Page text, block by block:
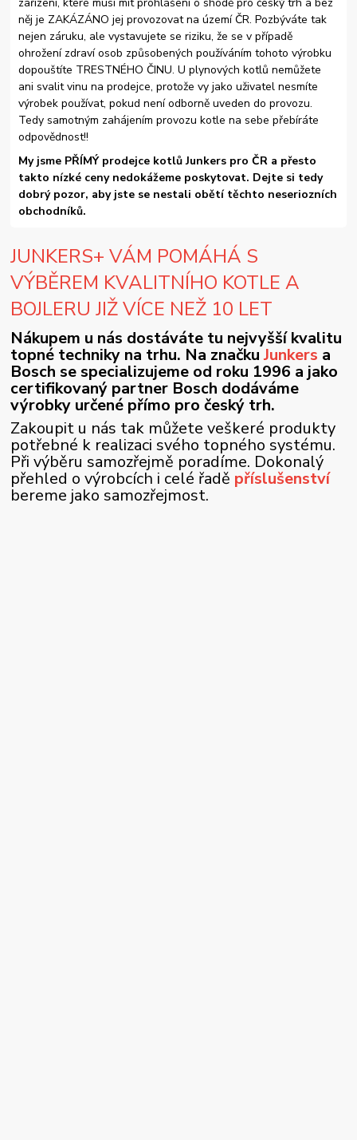
něj je ZAKÁZÁNO jej provozovat na území ČR. Pozbýváte tak
nejen záruku, ale vystavujete se riziku, že se v případě
ohrožení zdraví osob způsobených používáním tohoto výrobku
dopouštíte TRESTNÉHO ČINU. U plynových kotlů nemůžete
ani svalit vinu na prodejce, protože vy jako uživatel nesmíte
výrobek používat, pokud není odborně uveden do provozu.
Tedy samotným zahájením provozu kotle na sebe přebíráte
odpovědnost!!
My jsme PŘÍMÝ prodejce kotlů Junkers pro ČR a přesto
takto nízké ceny nedokážeme poskytovat. Dejte si tedy
dobrý pozor, aby jste se nestali obětí těchto neseriozních
obchodníků.
JUNKERS+ VÁM POMÁHÁ S
VÝBĚREM KVALITNÍHO KOTLE A
BOJLERU JIŽ VÍCE NEŽ 10 LET
Nákupem u nás dostáváte tu nejvyšší kvalitu
topné techniky na trhu. Na značkuJunkers a
Bosch se specializujeme od roku 1996 a jako
certifikovaný partner Bosch dodáváme
výrobky určené přímo pro český trh.
Zakoupit u nás tak můžete veškeré produkty
potřebné k realizaci svého topného systému.
Při výběru samozřejmě poradíme. Dokonalý
přehled o výrobcích i celé řadě příslušenství
bereme jako samozřejmost.